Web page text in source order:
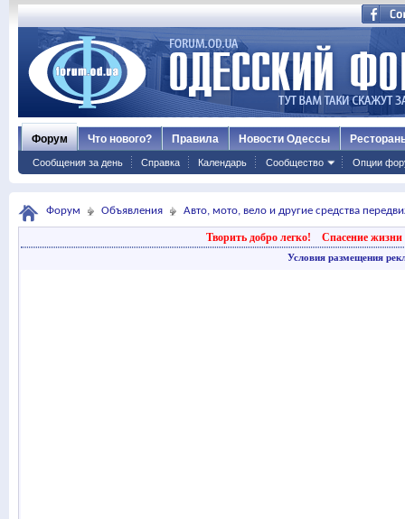
Форум
Сообщения за день Справка Календарь Сообщество Опции
Что нового? Правила Новости Одессы
Форум Объявления Авто, мото, вело и другие средства
Творить добро легко! Спасение жизни
Условия размещения